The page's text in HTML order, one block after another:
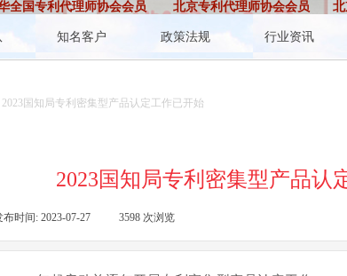
国专利代理师协会会员 北京专利代理师协会会员 北
知名客户 政策法规 行业资讯
2023国知局专利密集型产品认定工作已开始
2023国知局专利密集型产品认
布时间: 2023-07-27 3598 次浏览